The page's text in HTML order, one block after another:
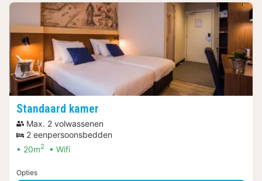
Standaard kamer
Max. 2 volwassenen
2 eenpersoonsbedden
20m2 Wifi
Opties